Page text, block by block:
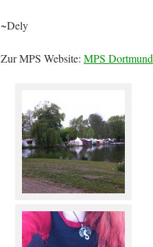
~Dely
Zur MPS Website: MPS Dortmund